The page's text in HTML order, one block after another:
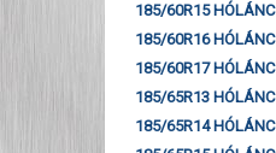
185/60R15 HÓLÁNC
185/60R16 HÓLÁNC
185/60R17 HÓLÁNC
185/65R13 HÓLÁNC
185/65R14 HÓLÁNC